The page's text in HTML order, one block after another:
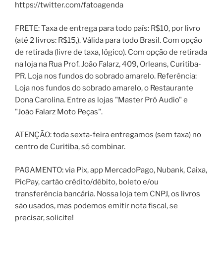
https://twitter.com/fatoagenda
FRETE: Taxa de entrega para todo país: R$10, por livro
(até 2 livros: R$15,). Válida para todo Brasil. Com opção
de retirada (livre de taxa, lógico). Com opção de retirada
na loja na Rua Prof. João Falarz, 409, Orleans, Curitiba-
PR. Loja nos fundos do sobrado amarelo. Referência:
Loja nos fundos do sobrado amarelo, o Restaurante
Dona Carolina. Entre as lojas "Master Pró Audio" e
"João Falarz Moto Peças".
ATENÇÃO: toda sexta-feira entregamos (sem taxa) no
centro de Curitiba, só combinar.
PAGAMENTO: via Pix, app MercadoPago, Nubank, Caixa,
PicPay, cartão crédito/débito, boleto e/ou
transferência bancária. Nossa loja tem CNPJ, os livros
são usados, mas podemos emitir nota fiscal, se
precisar, solicite!